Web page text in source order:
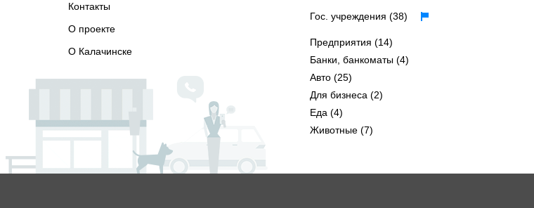
Контакты
О проекте
О Калачинске
Гос. учреждения (38)
Предприятия (14)
Банки, банкоматы (4)
Авто (25)
Для бизнеса (2)
Еда (4)
Животные (7)